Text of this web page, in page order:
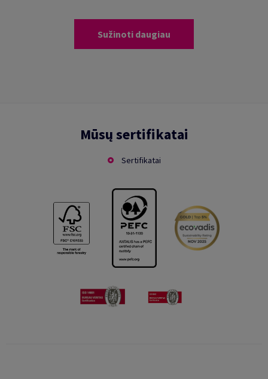
Sužinoti daugiau
Mūsų sertifikatai
Sertifikatai